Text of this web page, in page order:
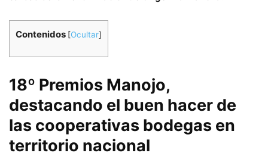
Contenidos [Ocultar]
18º Premios Manojo,
destacando el buen hacer de
las cooperativas bodegas en
territorio nacional